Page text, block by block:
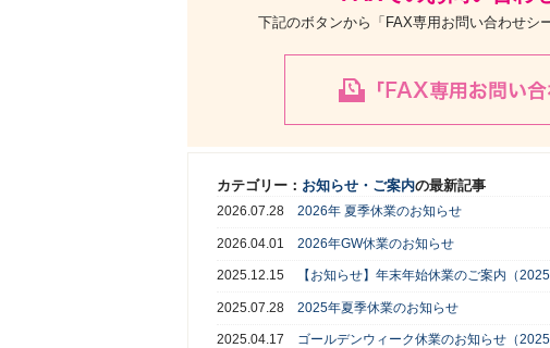
下記のボタンから「FAX専用お問い合わせシ
カテゴリー： お知らせ・ご案内の最新記事
2026.07.28 2026年 夏季休業のお知らせ
2026.04.01 2026年GW休業のお知らせ
2025.12.15 【お知らせ】年末年始休業のご案内（
2025.07.28 2025年夏季休業のお知らせ
2025.04.17 ゴールデンウィーク休業のお知らせ（2025